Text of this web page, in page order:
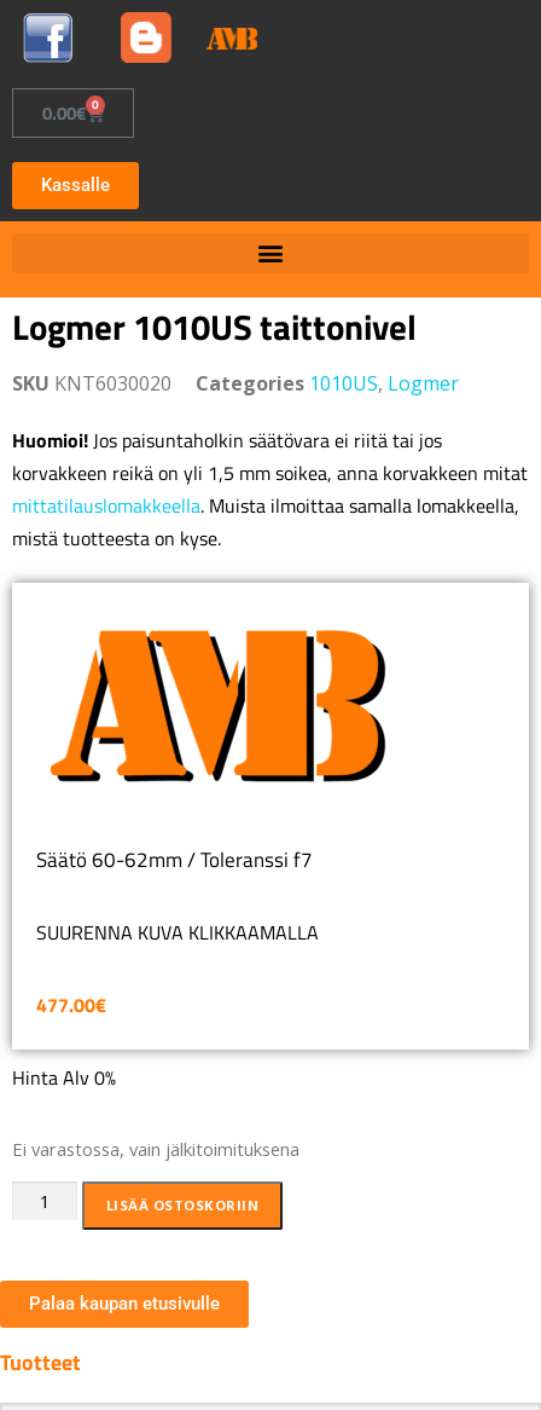
0.00€ 0
Kassalle
Logmer 1010US taittonivel
SKU KNT6030020 Categories 1010US, Logmer
Huomioi!Jos paisuntaholkin säätövara ei riitä tai jos
korvakkeen reikä on yli 1,5 mm soikea, anna korvakkeen mitat
mittatilauslomakkeella. Muista ilmoittaa samalla lomakkeella,
mistä tuotteesta on kyse.
Säätö 60-62mm / Toleranssi f7
SUURENNA KUVA KLIKKAAMALLA
477.00€
Hinta Alv 0%
Ei varastossa, vain jälkitoimituksena
LISÄÄ OSTOSKORIIN
Palaa kaupan etusivulle
Tuotteet